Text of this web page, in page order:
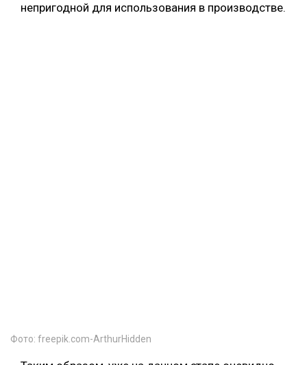
непригодной для использования в производстве.
Фото: freepik.com-ArthurHidden